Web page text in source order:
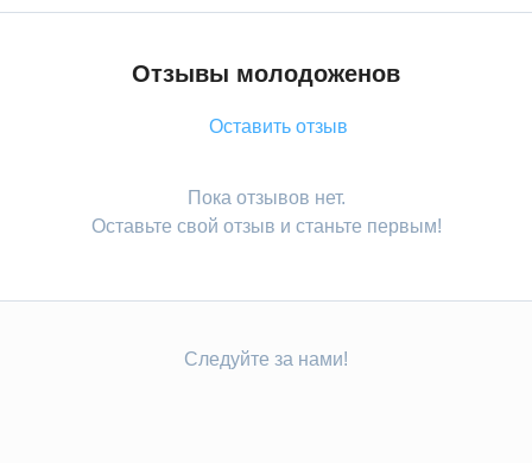
Отзывы молодоженов
Оставить отзыв
Пока отзывов нет.
Оставьте свой отзыв и станьте первым!
Следуйте за нами!